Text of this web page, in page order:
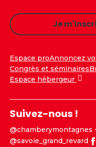
Je
Espace proAnnoncez
Congrès et séminaires
Espace hébergeur
Suivez-nous !
@chamberymontagnes
@savoie_grand_revard